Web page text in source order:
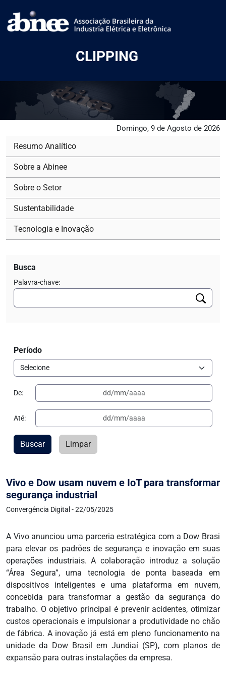
CLIPPING
Domingo, 9 de Agosto de 2026
Vivo e Dow usam nuvem e IoT para transformar
segurança industrial
Convergência Digital - 22/05/2025
A Vivo anunciou uma parceria estratégica com a Dow Brasi
para elevar os padrões de segurança e inovação em suas
operações industriais. A colaboração introduz a solução
“Área Segura”, uma tecnologia de ponta baseada em
dispositivos inteligentes e uma plataforma em nuvem,
concebida para transformar a gestão da segurança do
trabalho. O objetivo principal é prevenir acidentes, otimizar
custos operacionais e impulsionar a produtividade no chão
de fábrica. A inovação já está em pleno funcionamento na
unidade da Dow Brasil em Jundiaí (SP), com planos de
expansão para outras instalações da empresa.
Resumo Analítico
Sobre a Abinee
Sobre o Setor
Sustentabilidade
Tecnologia e Inovação
Busca
Palavra-chave:
Período
De:
Até:
Buscar Limpar